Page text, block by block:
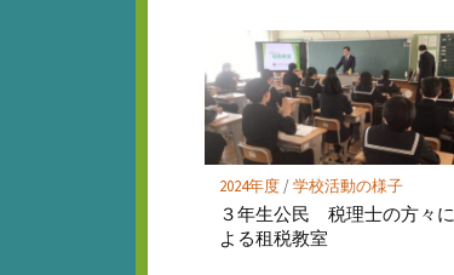
2024年度/学校活動の様子
３年生公民 税理士の方々に
よる租税教室